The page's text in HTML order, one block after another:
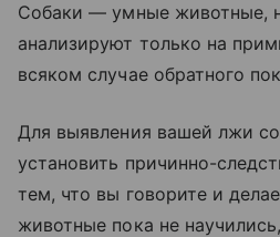
Собаки — умные животные,
анализируют только на
всяком случае обратного
Для выявления вашей лжи
установить причинно-
тем, что вы говорите и
животные пока не